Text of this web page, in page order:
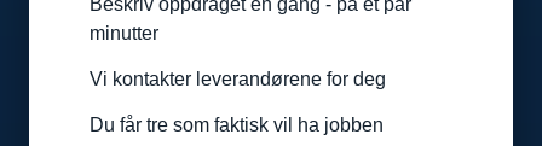
Beskriv oppdraget én gang - på et par
minutter
Vi kontakter leverandørene for deg
Du får tre som faktisk vil ha jobben